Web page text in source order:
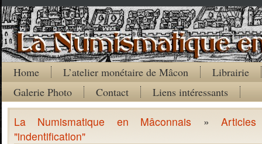
Home L’atelier monétaire de Mâcon
Librairie
Galerie Photo
Contact Liens intéressants
La Numismatique en Mâconnais »
"indentification"